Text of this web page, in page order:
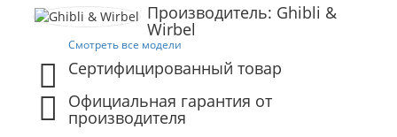
Производитель: Ghibli &
Wirbel
Смотреть все модели
Сертифицированный товар
Официальная гарантия от
производителя